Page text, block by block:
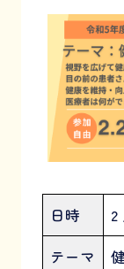
日時
2
テーマ